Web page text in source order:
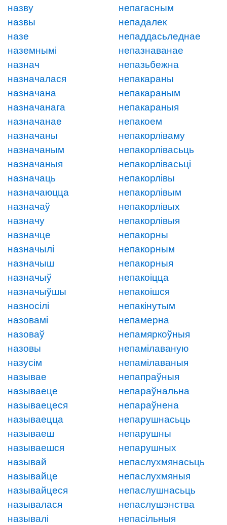
назву
назвы
назе
наземнымі
назнач
назначалася
назначана
назначанага
назначанае
назначаны
назначаным
назначаныя
назначаць
назначаюцца
назначаў
назначу
назначце
назначылі
назначыш
назначыў
назначыўшы
назносілі
назовамі
назоваў
назовы
назусім
называе
называеце
называецеся
называецца
называеш
называешся
называй
называйце
называйцеся
называлася
называлі
непагасным
непадалек
непаддасьледнае
непазнаванае
непазьбежна
непакараны
непакараным
непакараныя
непакоем
непакорліваму
непакорлівасьць
непакорлівасьці
непакорлівы
непакорлівым
непакорлівых
непакорлівыя
непакорны
непакорным
непакорныя
непакоіцца
непакоішся
непакінутым
непамерна
непамяркоўныя
непамілаваную
непамілаваныя
непапраўныя
непараўнальна
непараўнена
непарушнасьць
непарушны
непарушных
непаслухмянасьць
непаслухмяныя
непаслушнасьць
непаслушэнства
непасільныя